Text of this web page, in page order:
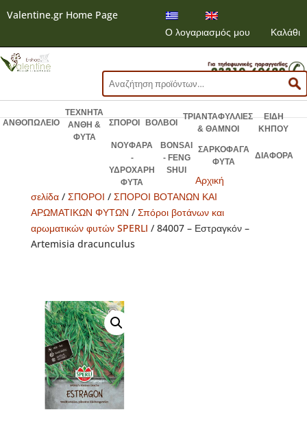
Valentine.gr Home Page
Ο λογαριασμός μου
Καλάθι
Αναζήτηση
για:
ΑΝΘΟΠΩΛΕΙΟ
ΤΕΧΝΗΤΑ
ΑΝΘΗ &
ΦΥΤΑ
ΣΠΟΡΟΙ ΒΟΛΒΟΙ
ΤΡΙΑΝΤΑΦΥΛΛΙΕΣ
& ΘΑΜΝΟΙ
ΕΙΔΗ
ΚΗΠΟΥ
ΝΟΥΦΑΡΑ
-
ΥΔΡΟΧΑΡΗ
ΦΥΤΑ
BONSAI
- FENG
SHUI
ΣΑΡΚΟΦΑΓΑ
ΦΥΤΑ
ΔΙΑΦΟΡΑ
Αρχική
σελίδα/ ΣΠΟΡΟΙ / ΣΠΟΡΟΙ ΒΟΤΑΝΩΝ ΚΑΙ
ΑΡΩΜΑΤΙΚΩΝ ΦΥΤΩΝ / Σπόροι βοτάνων και
αρωματικών φυτών SPERLI / 84007 – Εστραγκόν –
Artemisia dracunculus